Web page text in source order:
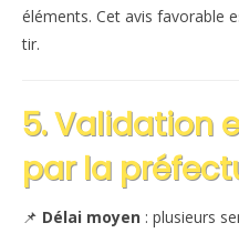
éléments. Cet avis favorable
tir.
5. Validation
par la
📌 Délai moyen : plusieurs